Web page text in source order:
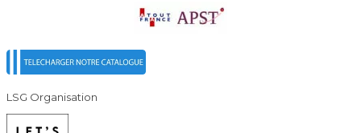
LSG Organisation